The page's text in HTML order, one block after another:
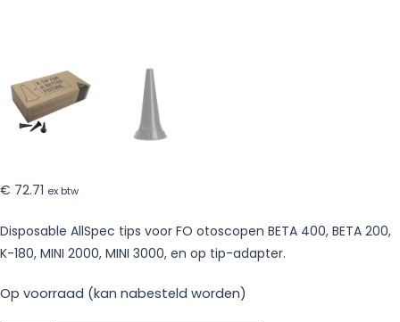
€ 72.71 ex btw
Disposable AllSpec tips voor FO otoscopen BETA 400, BETA 200,
K-180, MINI 2000, MINI 3000, en op tip-adapter.
Op voorraad (kan nabesteld worden)